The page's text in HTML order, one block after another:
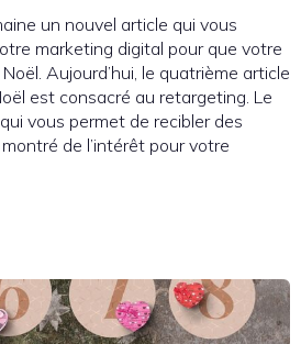
un nouvel article qui vous
marketing digital pour que votre
Aujourd’hui, le quatrième article
est consacré au retargeting. Le
vous permet de recibler des
de l’intérêt pour votre